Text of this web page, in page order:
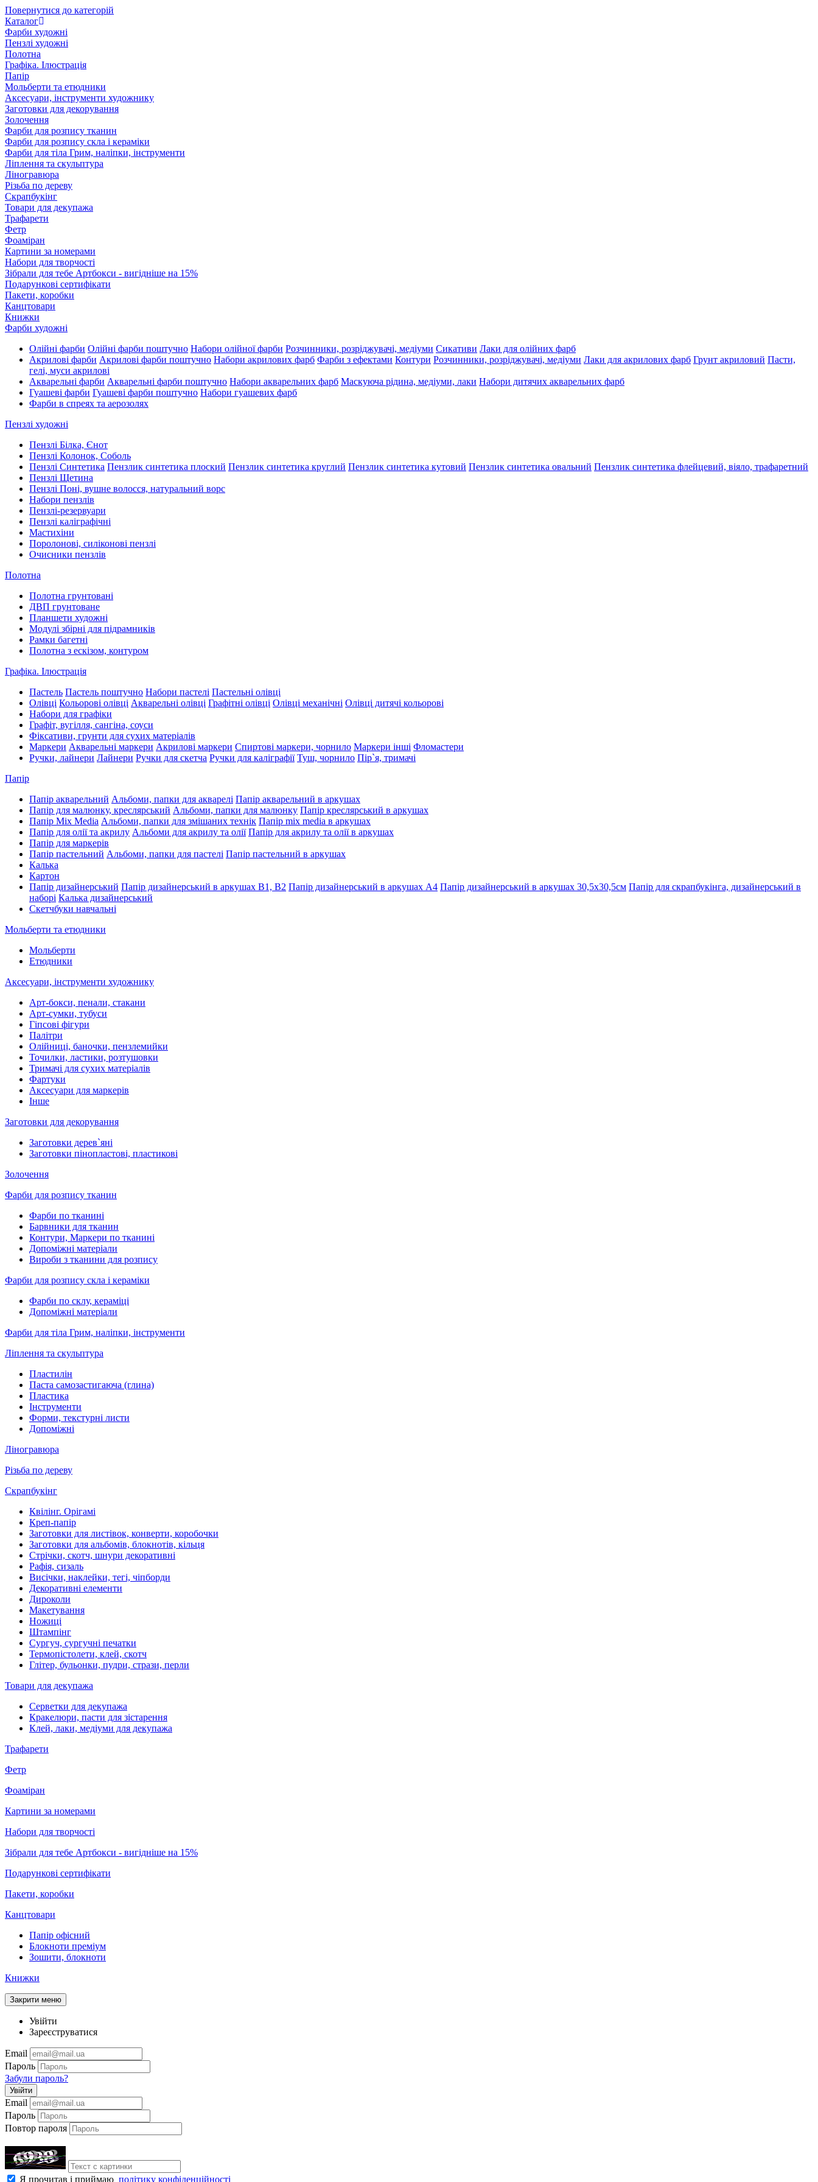
Повернутися до категорій
Каталог
Фарби художні
Пензлі художні
Полотна
Графіка. Ілюстрація
Папір
Мольберти та етюдники
Аксесуари, інструменти художнику
Заготовки для декорування
Золочення
Фарби для розпису тканин
Фарби для розпису скла і кераміки
Фарби для тіла Грим, наліпки, інструменти
Ліплення та скульптура
Ліногравюра
Різьба по дереву
Скрапбукінг
Товари для декупажа
Трафарети
Фетр
Фоаміран
Картини за номерами
Набори для творчості
Зібрали для тебе Артбокси - вигідніше на 15%
Подарункові сертифікати
Пакети, коробки
Канцтовари
Книжки
Фарби художні
Олійні фарби Олійні фарби поштучно Набори олійної фарби Розчинники, розріджувачі, медіуми Сикативи Лаки для олійних фарб
Акрилові фарби Акрилові фарби поштучно Набори акрилових фарб Фарби з ефектами Контури Розчинники, розріджувачі, медіуми Лаки для акрилових фарб Грунт акриловий Пасти,
гелі, муси акрилові
Акварельні фарби Акварельні фарби поштучно Набори акварельних фарб Маскуюча рідина, медіуми, лаки Набори дитячих акварельних фарб
Гуашеві фарби Гуашеві фарби поштучно Набори гуашевих фарб
Фарби в спреях та аерозолях
Пензлі художні
Пензлі Білка, Єнот
Пензлі Колонок, Соболь
Пензлі Синтетика Пензлик синтетика плоский Пензлик синтетика круглий Пензлик синтетика кутовий Пензлик синтетика овальний Пензлик синтетика флейцевий, віяло, трафаретний
Пензлі Щетина
Пензлі Поні, вушне волосся, натуральний ворс
Набори пензлів
Пензлі-резервуари
Пензлі каліграфічні
Мастихіни
Поролонові, силіконові пензлі
Очисники пензлів
Полотна
Полотна грунтовані
ДВП грунтоване
Планшети художні
Модулі збірні для підрамників
Рамки багетні
Полотна з ескізом, контуром
Графіка. Ілюстрація
Пастель Пастель поштучно Набори пастелі Пастельні олівці
Олівці Кольорові олівці Акварельні олівці Графітні олівці Олівці механічні Олівці дитячі кольорові
Набори для графіки
Графіт, вугілля, сангіна, соуси
Фіксативи, грунти для сухих матеріалів
Маркери Акварельні маркери Акрилові маркери Спиртові маркери, чорнило Маркери інші Фломастери
Ручки, лайнери Лайнери Ручки для скетча Ручки для каліграфії Туш, чорнило Пір`я, тримачі
Папір
Папір акварельний Альбоми, папки для акварелі Папір акварельний в аркушах
Папір для малюнку, креслярський Альбоми, папки для малюнку Папір креслярський в аркушах
Папір Mix Media Альбоми, папки для змішаних технік Папір mix media в аркушах
Папір для олії та акрилу Альбоми для акрилу та олії Папір для акрилу та олії в аркушах
Папір для маркерів
Папір пастельний Альбоми, папки для пастелі Папір пастельний в аркушах
Калька
Картон
Папір дизайнерський Папір дизайнерський в аркушах В1, В2 Папір дизайнерський в аркушах А4 Папір дизайнерський в аркушах 30,5х30,5см Папір для скрапбукінга, дизайнерський в
наборі Калька дизайнерський
Скетчбуки навчальні
Мольберти та етюдники
Мольберти
Етюдники
Аксесуари, інструменти художнику
Арт-бокси, пенали, стакани
Арт-сумки, тубуси
Гіпсові фігури
Палітри
Олійниці, баночки, пензлемийки
Точилки, ластики, розтушовки
Тримачі для сухих матеріалів
Фартуки
Аксесуари для маркерів
Інше
Заготовки для декорування
Заготовки дерев`яні
Заготовки пінопластові, пластикові
Золочення
Фарби для розпису тканин
Фарби по тканині
Барвники для тканин
Контури, Маркери по тканині
Допоміжні матеріали
Вироби з тканини для розпису
Фарби для розпису скла і кераміки
Фарби по склу, кераміці
Допоміжні матеріали
Фарби для тіла Грим, наліпки, інструменти
Ліплення та скульптура
Пластилін
Паста самозастигаюча (глина)
Пластика
Інструменти
Форми, текстурні листи
Допоміжні
Ліногравюра
Різьба по дереву
Скрапбукінг
Квілінг. Орігамі
Креп-папір
Заготовки для листівок, конверти, коробочки
Заготовки для альбомів, блокнотів, кільця
Стрічки, скотч, шнури декоративні
Рафія, сизаль
Висічки, наклейки, тегі, чіпборди
Декоративні елементи
Дироколи
Макетування
Ножиці
Штампінг
Сургуч, сургучні печатки
Термопістолети, клей, скотч
Глітер, бульонки, пудри, стрази, перли
Товари для декупажа
Серветки для декупажа
Кракелюри, пасти для зістарення
Клей, лаки, медіуми для декупажа
Трафарети
Фетр
Фоаміран
Картини за номерами
Набори для творчості
Зібрали для тебе Артбокси - вигідніше на 15%
Подарункові сертифікати
Пакети, коробки
Канцтовари
Папір офісний
Блокноти преміум
Зошити, блокноти
Книжки
Закрити меню
Увійти
Зареєструватися
Email
Пароль
Забули пароль?
Увійти
Email
Пароль
Повтор пароля
Я прочитав і приймаю політику конфіденційності